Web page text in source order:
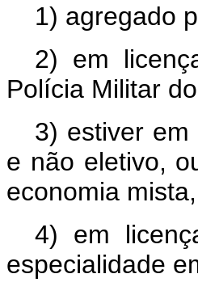
1) agregado
2) em
Polícia Militar
3) estiver
e não eletivo,
economia
4) em
especialidade